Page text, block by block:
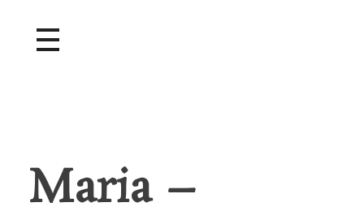
Bröllopsfotograf, Videograf, Porträttfotograf, Fotograf MissJeni, Sundsvall, Stockholm, Sverige
Bröllopsfotograf & Videograf baserad i Sundsvall, men gör uppdrag i hela landet.
Maria –